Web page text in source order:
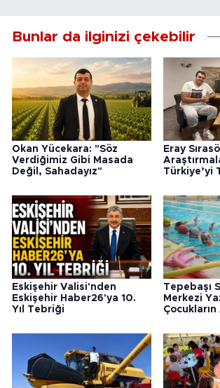
Bunlar da ilginizi çekebilir
Okan Yücekara: "Söz
Verdiğimiz Gibi Masada
Değil, Sahadayız"
Eray
Türkiye’yi
Eskişehir Valisi'nden
Eskişehir Haber26'ya 10.
Yıl Tebriği
Tepebaşı
Merkezi
Çocukların